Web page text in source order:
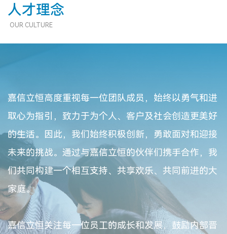
人才理念
OUR CULTURE
嘉信立恒高度重视每一位团队成员，始终以勇气和进
取心为指引，致力于为个人、客户及社会创造更美好
的生活。因此，我们始终积极创新，勇敢面对和迎接
未来的挑战。通过与嘉信立恒的伙伴们携手合作，我
们共同构建一个相互支持、共享欢乐、共同前进的大
家庭。
嘉信立恒关注每一位员工的成长和发展，鼓励内部晋